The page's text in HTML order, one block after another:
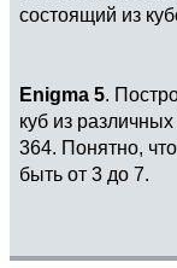
состоящий из
Enigma 5 .
куб из
364. Понятно,
быть от 3 до 7.